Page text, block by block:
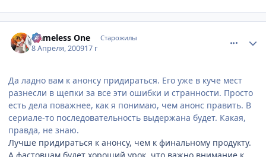
Nameless One Старожилы
8 Апреля, 200917 г
Да ладно вам к анонсу придираться. Его уже в куче мест
разнесли в щепки за все эти ошибки и странности. Просто
есть дела поважнее, как я понимаю, чем анонс править. В
сериале-то последовательность выдержана будет. Какая,
правда, не знаю.
Лучше придираться к анонсу, чем к финальному продукту.